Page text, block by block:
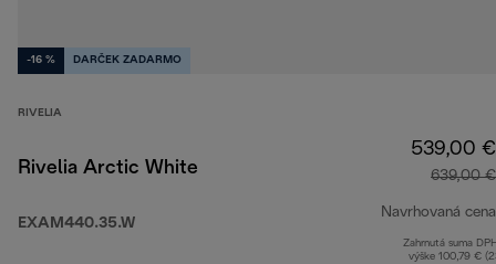
-16 % DARČEK ZADARMO
RIVELIA
Rivelia Arctic White
EXAM440.35.W
539,00 €
639,00 €
Navrhovaná cena
Zahrnutá suma
výške 100,79 €